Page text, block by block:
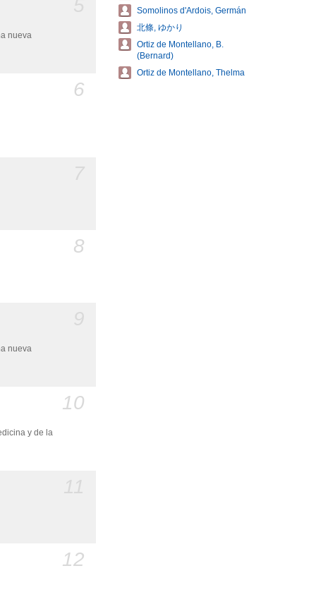
nueva
6
8
nueva
10
y de la
12
Somolinos d'Ardois, Germán
北條, ゆかり
Ortiz de Montellano, B.
(Bernard)
Ortiz de Montellano, Thelma